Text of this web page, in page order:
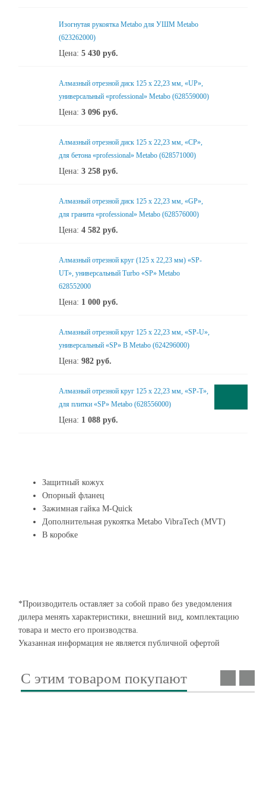
Изогнутая рукоятка Metabo для УШМ Metabo
(623262000)
Цена: 5 430 руб.
Алмазный отрезной диск 125 x 22,23 мм, «UP»,
универсальный «professional» Metabo (628559000)
Цена: 3 096 руб.
Алмазный отрезной диск 125 x 22,23 мм, «CP»,
для бетона «professional» Metabo (628571000)
Цена: 3 258 руб.
Алмазный отрезной диск 125 x 22,23 мм, «GP»,
для гранита «professional» Metabo (628576000)
Цена: 4 582 руб.
Алмазный отрезной круг (125 x 22,23 мм) «SP-
UT», универсальный Turbo «SP» Metabo
628552000
Цена: 1 000 руб.
Алмазный отрезной круг 125 x 22,23 мм, «SP-U»,
универсальный «SP» B Metabo (624296000)
Цена: 982 руб.
Алмазный отрезной круг 125 x 22,23 мм, «SP-T»,
для плитки «SP» Metabo (628556000)
Цена: 1 088 руб.
Защитный кожух
Опорный фланец
Зажимная гайка M-Quick
Дополнительная рукоятка Metabo VibraTech (MVT)
В коробке
*Производитель оставляет за собой право без уведомления
дилера менять характеристики, внешний вид, комплектацию
товара и место его производства.
Указанная информация не является публичной офертой
С этим товаром покупают